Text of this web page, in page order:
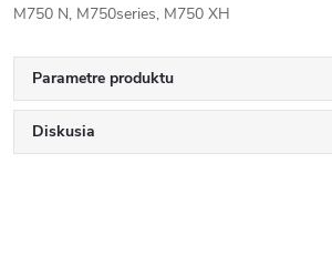
M750 N, M750series, M750 XH
Parametre produktu
Diskusia